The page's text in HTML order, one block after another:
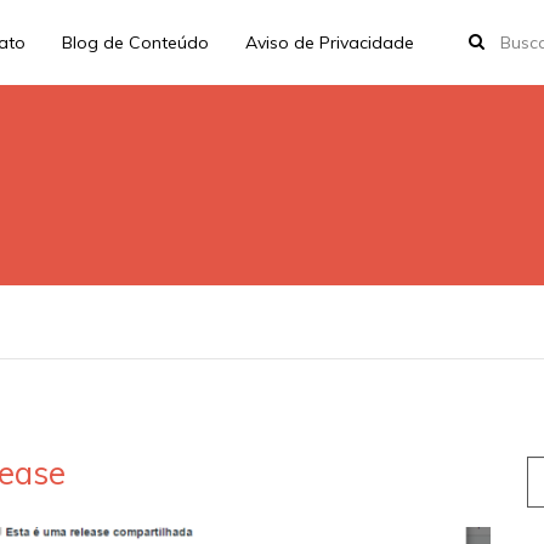
Blog de Conteúdo Aviso de Privacidade